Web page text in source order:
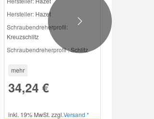
Hersteller: Hazet
Schraubendreherprofil:
Kreuzschlitz
Schraubendreherprofil :Schlitz
mehr
34,24 €
inkl. 19% MwSt. zzgl.Versand *
Next